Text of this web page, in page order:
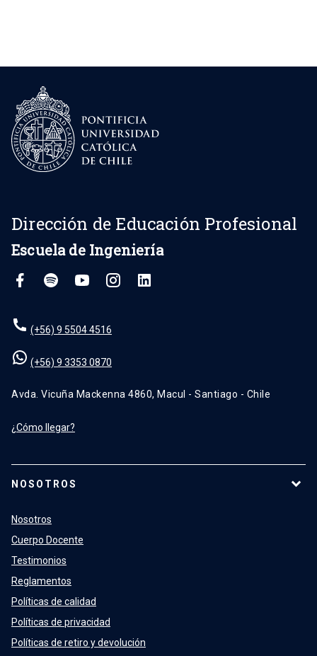
Dirección de Educación Profesional
Escuela de Ingeniería
(+56) 9 5504 4516
(+56) 9 3353 0870
Avda. Vicuña Mackenna 4860, Macul - Santiago - Chile
¿Cómo llegar?
NOSOTROS
Nosotros
Cuerpo Docente
Testimonios
Reglamentos
Políticas de calidad
Políticas de privacidad
Políticas de retiro y devolución